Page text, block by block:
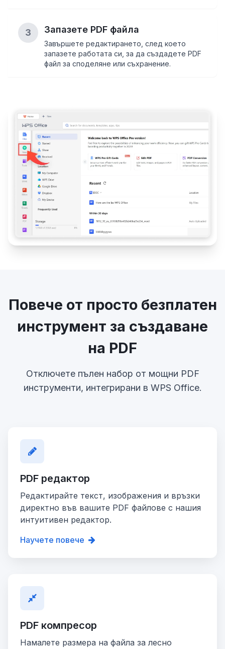
3 Запазете PDF файла
Завършете редактирането, след което
запазете работата си, за да създадете PDF
файл за споделяне или съхранение.
Повече от просто безплатен
инструмент за създаване
на PDF
Отключете пълен набор от мощни PDF
инструменти, интегрирани в WPS Office.
PDF редактор
Редактирайте текст, изображения и връзки
директно във вашите PDF файлове с нашия
интуитивен редактор.
Научете повече
PDF компресор
Намалете размера на файла за лесно